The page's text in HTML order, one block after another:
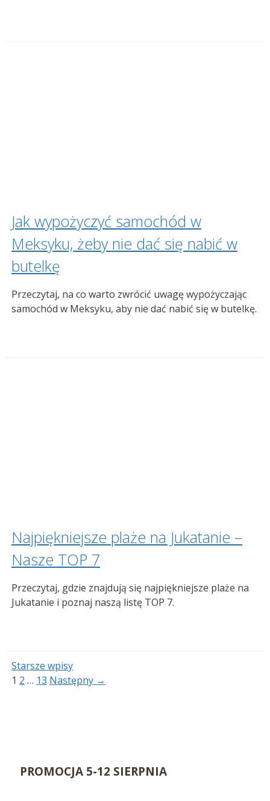
Jak wypożyczyć samochód w
Meksyku, żeby nie dać się nabić w
butelkę
Przeczytaj, na co warto zwrócić uwagę wypożyczając
samochód w Meksyku, aby nie dać nabić się w butelkę.
Najpiękniejsze plaże na Jukatanie –
Nasze TOP 7
Przeczytaj, gdzie znajdują się najpiękniejsze plaże na
Jukatanie i poznaj naszą listę TOP 7.
Starsze wpisy
Strona
1 Strona
2 … Strona
13 Następny →
PROMOCJA 5-12 SIERPNIA